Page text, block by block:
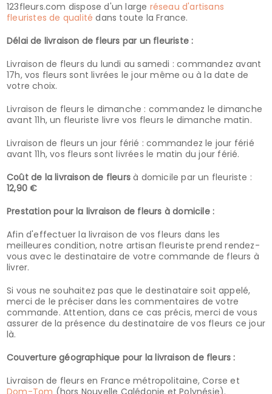
123fleurs.com dispose d'un large réseau d'artisans
fleuristes de qualité dans toute la France.
Délai de livraison de fleurs par un fleuriste :
Livraison de fleurs du lundi au samedi : commandez avant
17h, vos fleurs sont livrées le jour même ou à la date de
votre choix.
Livraison de fleurs le dimanche : commandez le dimanche
avant 11h, un fleuriste livre vos fleurs le dimanche matin.
Livraison de fleurs un jour férié : commandez le jour férié
avant 11h, vos fleurs sont livrées le matin du jour férié.
Coût de la livraison de fleurs à domicile par un fleuriste :
12,90 €
Prestation pour la livraison de fleurs à domicile :
Afin d'effectuer la livraison de vos fleurs dans les
meilleures condition, notre artisan fleuriste prend rendez-
vous avec le destinataire de votre commande de fleurs à
livrer.
Si vous ne souhaitez pas que le destinataire soit appelé,
merci de le préciser dans les commentaires de votre
commande. Attention, dans ce cas précis, merci de vous
assurer de la présence du destinataire de vos fleurs ce jour
là.
Couverture géographique pour la livraison de fleurs :
Livraison de fleurs en France métropolitaine, Corse et
Dom-Tom (hors Nouvelle Calédonie et Polynésie).